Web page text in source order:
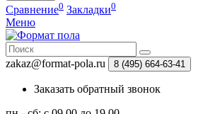
Сравнение0 Закладки0
Меню
zakaz@format-pola.ru 8 (495) 664-63-41
Заказать обратный звонок